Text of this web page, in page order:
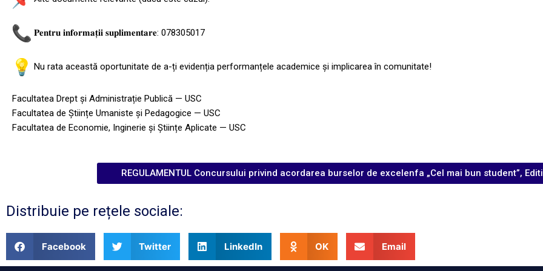
𝐏𝐞𝐧𝐭𝐫𝐮 𝐢𝐧𝐟𝐨𝐫𝐦𝐚𝐭̦𝐢𝐢 𝐬𝐮𝐩𝐥𝐢𝐦𝐞𝐧𝐭𝐚𝐫𝐞: 078305017
Nu rata această oportunitate de a-ți evidenția performanțele academice și implicarea în comunitate!
Facultatea Drept și Administrație Publică — USC
Facultatea de Științe Umaniste și Pedagogice — USC
Facultatea de Economie, Inginerie și Științe Aplicate — USC
REGULAMENTUL Concursului privind acordarea burselor de excelenfa „Cel mai bun student”,
Distribuie pe rețele sociale:
Facebook Twitter LinkedIn OK Email